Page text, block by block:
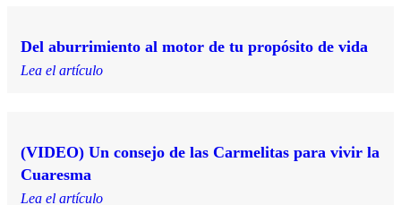
Del aburrimiento al motor de tu propósito de vida
Lea el artículo
(VIDEO) Un consejo de las Carmelitas para vivir la
Cuaresma
Lea el artículo